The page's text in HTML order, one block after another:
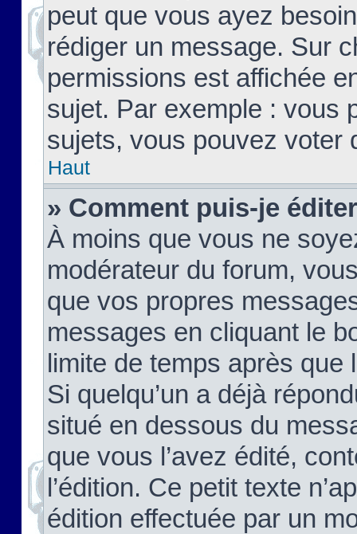
peut que vous ayez
rédiger un message. Sur
permissions est affichée
sujet. Par exemple : vous
sujets, vous pouvez voter
Haut
» Comment puis-je
À moins que vous ne
modérateur du forum,
que vos propres
messages en cliquant le
limite de temps après que
Si quelqu’un a déjà
situé en dessous du
que vous l’avez édité,
l’édition. Ce petit texte
édition effectuée par un